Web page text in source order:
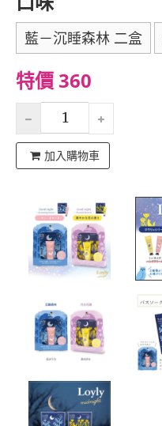
口味
藍－沉睡森林 二盒
特價 360
加入購物車